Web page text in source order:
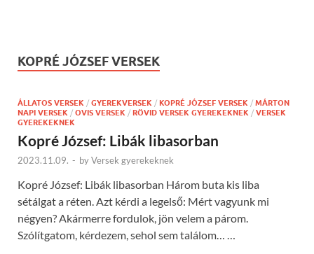
KOPRÉ JÓZSEF VERSEK
ÁLLATOS VERSEK / GYEREKVERSEK / KOPRÉ JÓZSEF VERSEK / MÁRTON
NAPI VERSEK / OVIS VERSEK / RÖVID VERSEK GYEREKEKNEK / VERSEK
GYEREKEKNEK
Kopré József: Libák libasorban
2023.11.09. - byVersek gyerekeknek
Kopré József: Libák libasorban Három buta kis liba
sétálgat a réten. Azt kérdi a legelső: Mért vagyunk mi
négyen? Akármerre fordulok, jön velem a párom.
Szólítgatom, kérdezem, sehol sem találom… …